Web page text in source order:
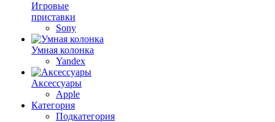
Игровые
приставки
Sony
Умная колонка
Yandex
Аксессуары
Apple
Категория
Подкатегория